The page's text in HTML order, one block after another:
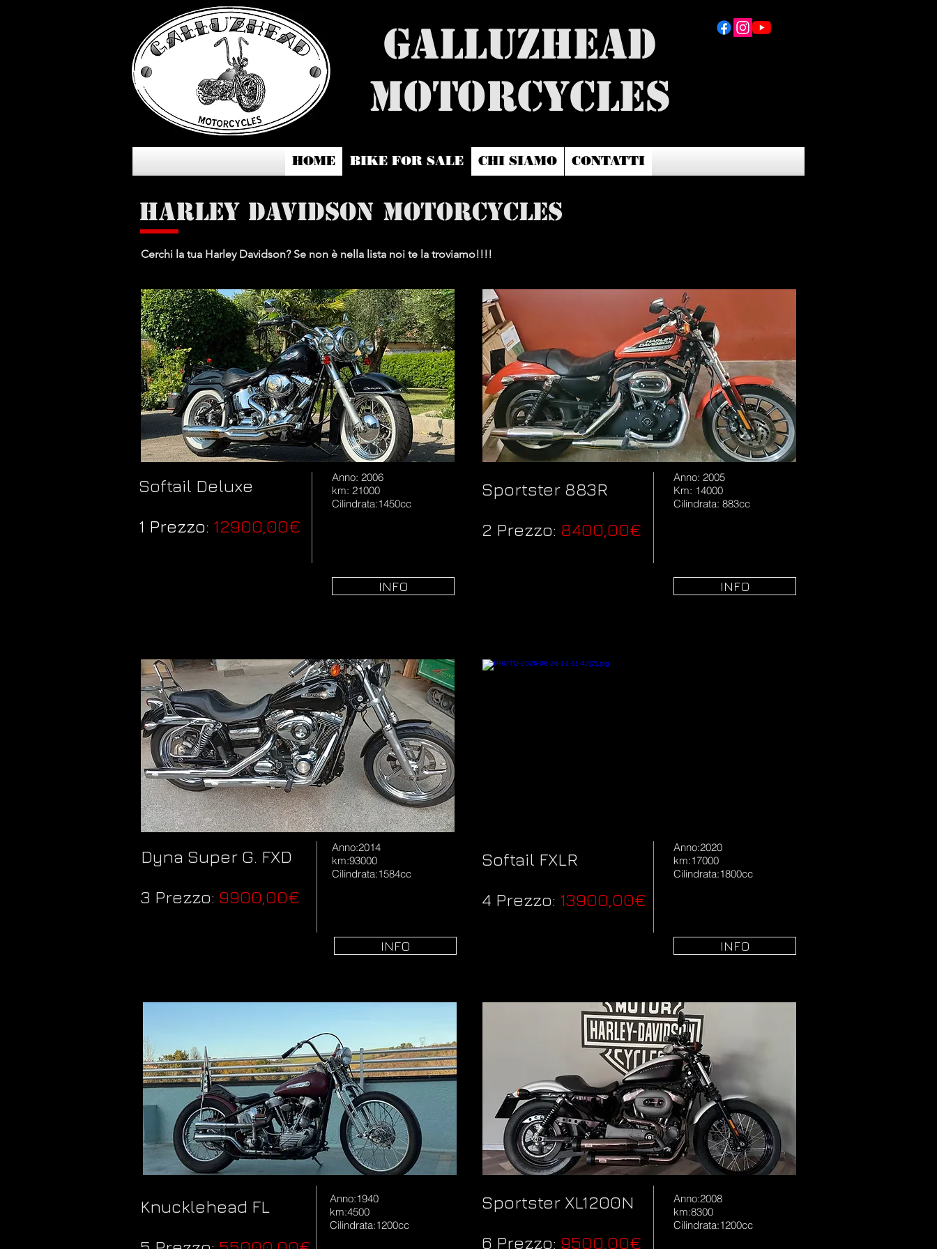
Galluzhead
Motorcycles
HOME BIKE FOR SALE CHI SIAMO CONTATTI
Harley Davidson Motorcycles
Cerchi la tua Harley Davidson? Se non è nella lista noi te la troviamo!!!!
Softail Deluxe
1 Prezzo: 12900,00€
Anno: 2006
km: 21000
Cilindrata:1450cc
INFO
Sportster 883R
2 Prezzo: 8400,00€
Anno: 2005
Km: 14000
Cilindrata: 883cc
INFO
Dyna Super G. FXD
3 Prezzo: 9900,00€
Anno:2014
km:93000
Cilindrata:1584cc
INFO
Knucklehead FL
Anno:1940
km:4500
Cilindrata:1200cc
Softail FXLR
4 Prezzo: 13900,00€
Anno:2020
km:17000
Cilindrata:1800cc
INFO
Sportster XL1200N
6 Prezzo: 9500,00€
Anno:2008
km:8300
Cilindrata:1200cc